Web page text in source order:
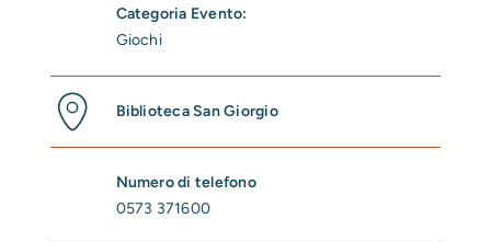
Categoria Evento:
Giochi
Biblioteca San Giorgio
Numero di telefono
0573 371600